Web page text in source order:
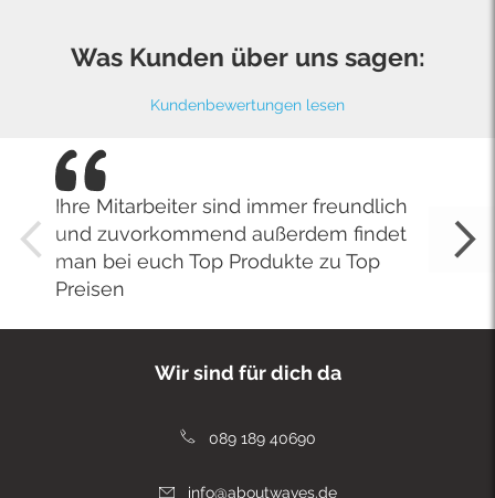
Was Kunden über uns sagen:
Kundenbewertungen lesen
Ihre Mitarbeiter sind immer freundlich
und zuvorkommend außerdem findet
man bei euch Top Produkte zu Top
Preisen
Wir sind für dich da
089 189 40690
info@aboutwaves.de